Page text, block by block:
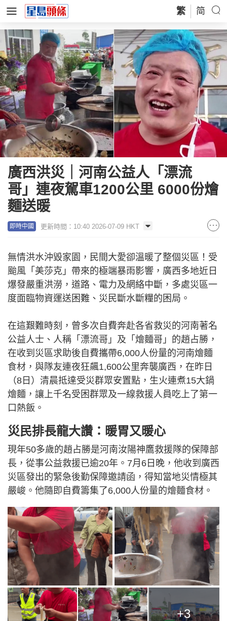
繁 简
廣西洪災｜河南公益人「漂流
哥」連夜駕車1200公里 6000份燴
麵送暖
即時中國 更新時間：10:40 2026-07-09 HKT
無情洪水沖毀家園，民間大愛卻溫暖了整個災區！受
颱風「美莎克」帶來的極端暴雨影響，廣西多地近日
爆發嚴重洪澇，道路、電力及網絡中斷，多處災區一
度面臨物資運送困難、災民斷水斷糧的困局。
在這艱難時刻，曾多次自費奔赴各省救災的河南著名
公益人士、人稱「漂流哥」及「燴麵哥」的趙占勝，
在收到災區求助後自費攜帶6,000人份量的河南燴麵
食材，與隊友連夜狂飆1,600公里奔襲廣西，在昨日
（8日）清晨抵達受災群眾安置點，生火連煮15大鍋
燴麵，讓上千名受困群眾及一線救援人員吃上了第一
口熱飯。
災民排長龍大讚：暖胃又暖心
現年50多歲的趙占勝是河南汝陽神鷹救援隊的保障部
長，從事公益救援已逾20年。7月6日晚，他收到廣西
災區發出的緊急後勤保障邀請函，得知當地災情極其
嚴峻。他隨即自費籌集了6,000人份量的燴麵食材。
+3